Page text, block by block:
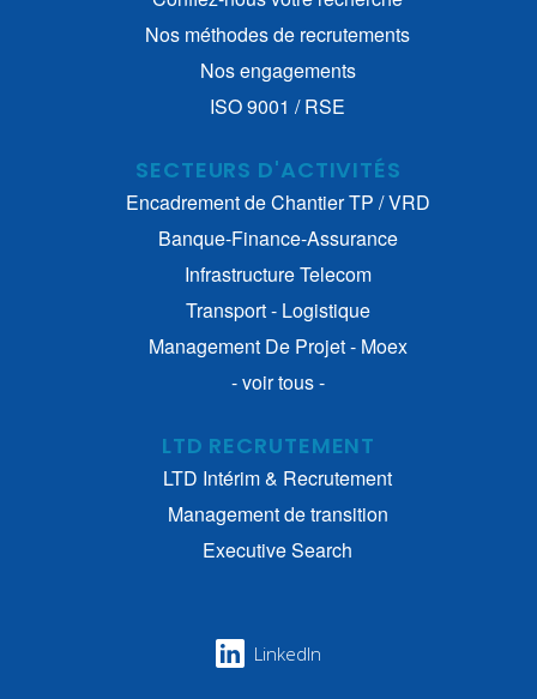
Nos méthodes de recrutements
Nos engagements
ISO 9001 / RSE
SECTEURS D'ACTIVITÉS
Encadrement de Chantier TP / VRD
Banque-Finance-Assurance
Infrastructure Telecom
Transport - Logistique
Management De Projet - Moex
- voir tous -
LTD RECRUTEMENT
LTD Intérim & Recrutement
Management de transition
Executive Search
LinkedIn